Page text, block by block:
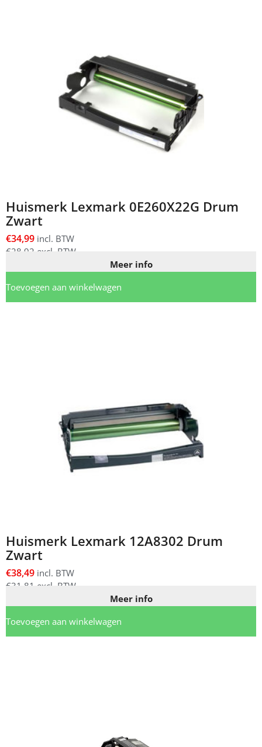
Huismerk Lexmark 0E260X22G Drum
Zwart
€34,99 incl. BTW
€28,92 excl. BTW
Meer info
Toevoegen aan winkelwagen
Huismerk Lexmark 12A8302 Drum
Zwart
€38,49 incl. BTW
€31,81 excl. BTW
Meer info
Toevoegen aan winkelwagen